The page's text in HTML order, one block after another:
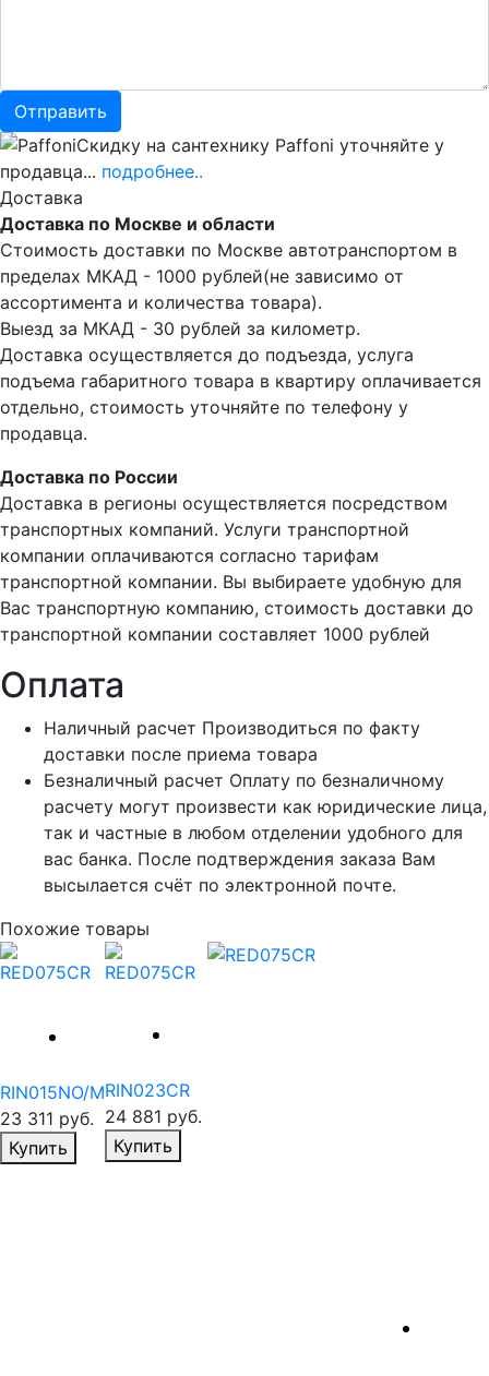
Скидку на сантехнику Paffoni уточняйте у
продавца... подробнее..
Доставка
Доставка по Москве и области
Стоимость доставки по Москве автотранспортом в
пределах МКАД - 1000 рублей(не зависимо от
ассортимента и количества товара).
Выезд за МКАД - 30 рублей за километр.
Доставка осуществляется до подъезда, услуга
подъема габаритного товара в квартиру оплачивается
отдельно, стоимость уточняйте по телефону у
продавца.
Доставка по России
Доставка в регионы осуществляется посредством
транспортных компаний. Услуги транспортной
компании оплачиваются согласно тарифам
транспортной компании. Вы выбираете удобную для
Вас транспортную компанию, стоимость доставки до
транспортной компании составляет 1000 рублей
Оплата
Наличный расчет Производиться по факту
доставки после приема товара
Безналичный расчет Оплату по безналичному
расчету могут произвести как юридические лица,
так и частные в любом отделении удобного для
вас банка. После подтверждения заказа Вам
высылается счёт по электронной почте.
Похожие товары
RIN015NO/M
23 311 руб.
Купить
Избранное
RIN023CR
24 881 руб.
Купить